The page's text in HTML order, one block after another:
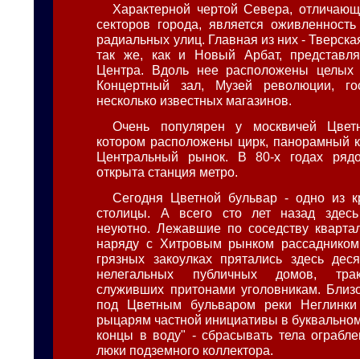
Характерной чертой Севера,
секторов города, является
радиальных улиц. Главная из них -
так же, как и Новый Арбат,
Центра. Вдоль нее расположены целых
Концертный зал, Музей революции,
несколько известных магазинов.
Очень популярен у москвичей
котором расположены цирк, панорамный
Центральный рынок. В 80-х годах
открыта станция метро.
Сегодня Цветной бульвар - одно из
столицы. А всего сто лет назад
неуютно. Лежавшие по соседству
наряду с Хитровым рынком
грязных закоулках прятались здесь
нелегальных публичных домов,
служивших притонами уголовникам.
под Цветным бульваром реки
рыцарям частной инициативы в
концы в воду" - сбрасывать тела
люки подземного коллектора.